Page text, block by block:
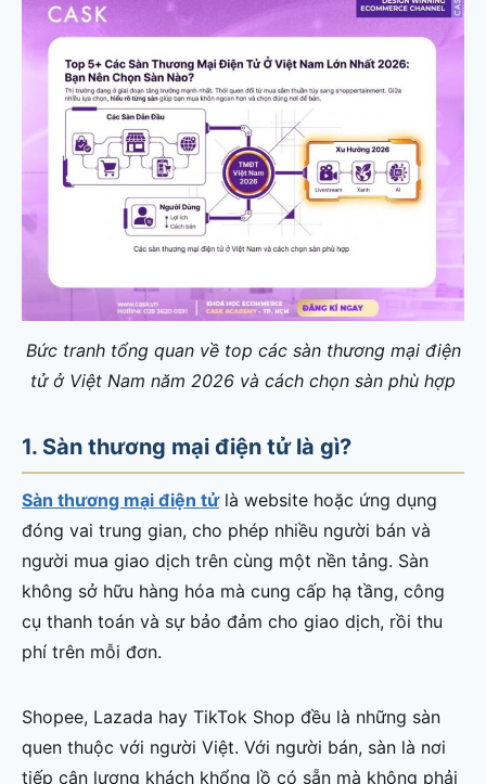
Bức tranh tổng quan về top các sàn thương mại điện
tử ở Việt Nam năm 2026 và cách chọn sàn phù hợp
1. Sàn thương mại điện tử là gì?
Sàn thương mại điện tửlà website hoặc ứng dụng
đóng vai trung gian, cho phép nhiều người bán và
người mua giao dịch trên cùng một nền tảng. Sàn
không sở hữu hàng hóa mà cung cấp hạ tầng, công
cụ thanh toán và sự bảo đảm cho giao dịch, rồi thu
phí trên mỗi đơn.
Shopee, Lazada hay TikTok Shop đều là những sàn
quen thuộc với người Việt. Với người bán, sàn là nơi
tiếp cận lượng khách khổng lồ có sẵn mà không phải